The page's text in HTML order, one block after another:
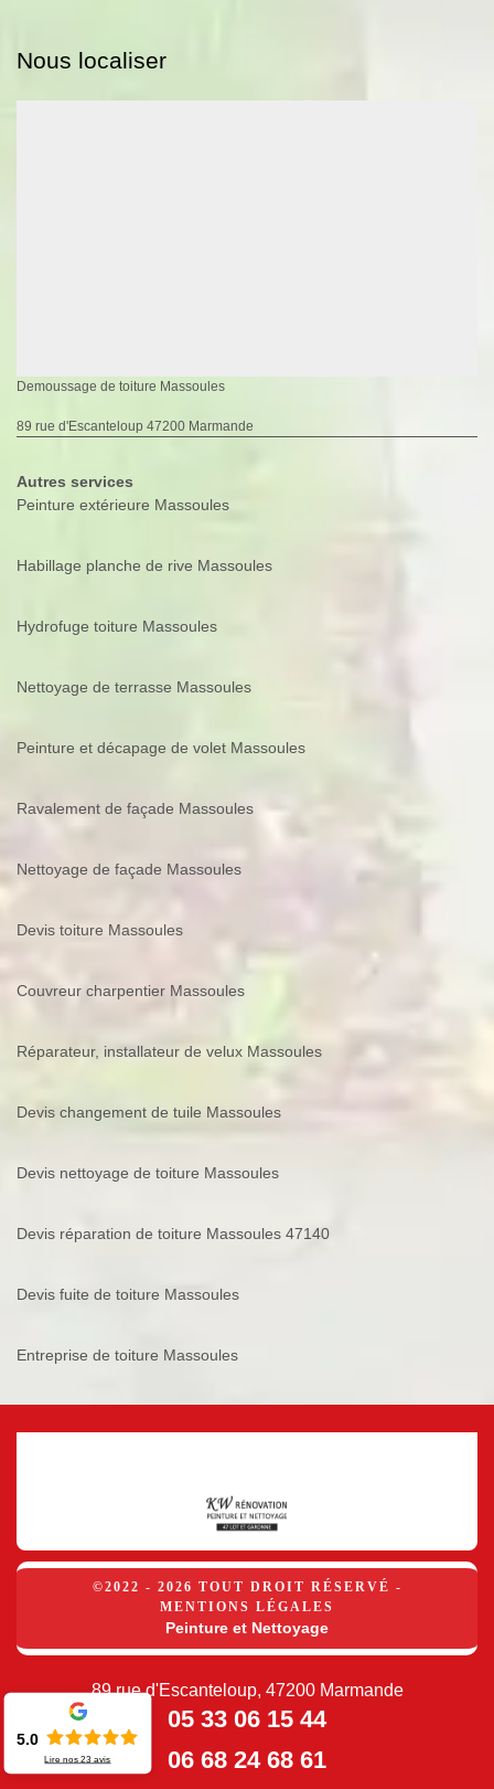
Nous localiser
Demoussage de toiture Massoules
89 rue d'Escanteloup 47200 Marmande
Autres services
Peinture extérieure Massoules
Habillage planche de rive Massoules
Hydrofuge toiture Massoules
Nettoyage de terrasse Massoules
Peinture et décapage de volet Massoules
Ravalement de façade Massoules
Nettoyage de façade Massoules
Devis toiture Massoules
Couvreur charpentier Massoules
Réparateur, installateur de velux Massoules
Devis changement de tuile Massoules
Devis nettoyage de toiture Massoules
Devis réparation de toiture Massoules 47140
Devis fuite de toiture Massoules
Entreprise de toiture Massoules
©2022 - 2026 TOUT DROIT RÉSERVÉ -
MENTIONS LÉGALES
Peinture et Nettoyage
89 rue d'Escanteloup, 47200 Marmande
05 33 06 15 44
06 68 24 68 61
5.0
Lire nos23 avis